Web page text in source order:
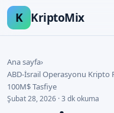
K KriptoMix
Ana sayfa›
ABD-İsrail Operasyonu Kripto
100M$ Tasfiye
Şubat 28, 2026 · 3 dk okuma